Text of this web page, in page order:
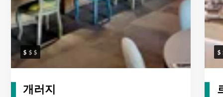
개러지